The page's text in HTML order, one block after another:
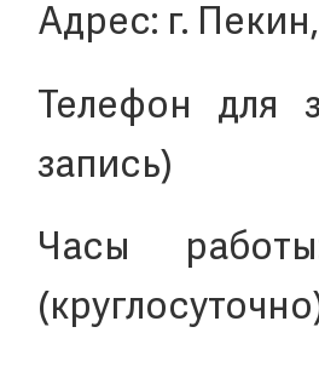
Адрес: г.
Телефон для
запись)
Часы